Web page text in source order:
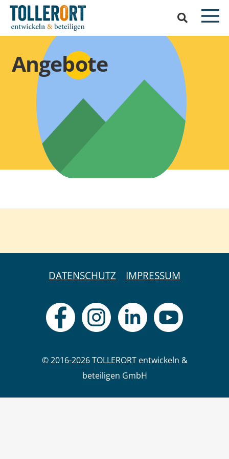
Angebote
DATENSCHUTZ IMPRESSUM
© 2016-2026 TOLLERORT entwickeln &
beteiligen GmbH